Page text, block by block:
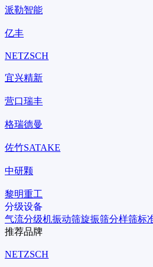
派勒智能
亿丰
NETZSCH
宜兴精新
营口瑞丰
格瑞德曼
佐竹SATAKE
中研颗
黎明重工
分级设备
气流分级机振动筛旋振筛分样筛标
推荐品牌
NETZSCH